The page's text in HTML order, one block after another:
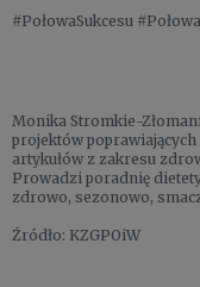
#PołowaSukcesu
Monika Stromkie-
projektów
artykułów z zakresu
Prowadzi poradnię
zdrowo, sezonowo,
Źródło: KZGPOiW